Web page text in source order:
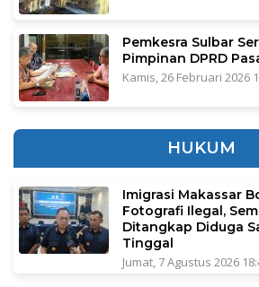
Pemkesra Sulbar
Pimpinan DPRD
Kamis, 26 Februari 2026
HUKUM
Imigrasi Makassar
Fotografi Ilegal,
Ditangkap Diduga
Tinggal
Jumat, 7 Agustus 2026